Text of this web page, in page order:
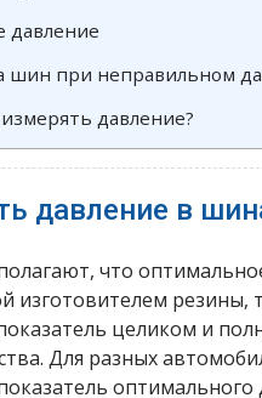
давление
шин при неправильном
давление?
давление в
что
изготовителем
целиком и
Для разных